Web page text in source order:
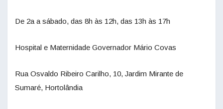
De 2a a sábado, das 8h às 12h, das 13h às 17h
Hospital e Maternidade Governador Mário Covas
Rua Osvaldo Ribeiro Carilho, 10, Jardim Mirante de
Sumaré, Hortolândia